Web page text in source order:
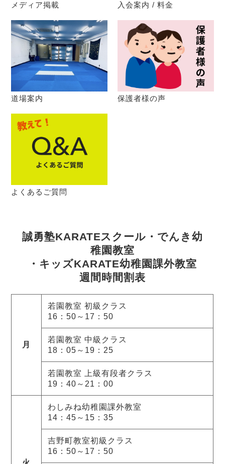
メディア掲載 入会案内 / 料金
道場案内 保護者様の声
よくあるご質問
誠勇塾KARATEスクール・でんき幼
稚園教室
・キッズKARATE幼稚園課外教室
週間時間割表
月
若園教室 初級クラス
16：50～17：50
若園教室 中級クラス
18：05～19：25
若園教室 上級有段者クラス
19：40～21：00
わしみね幼稚園課外教室
14：45～15：35
吉野町教室初級クラス
16：50～17：50